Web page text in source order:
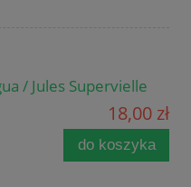
/ Jules Supervielle
18,00 zł
do koszyka